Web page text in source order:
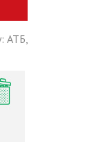
АТБ,